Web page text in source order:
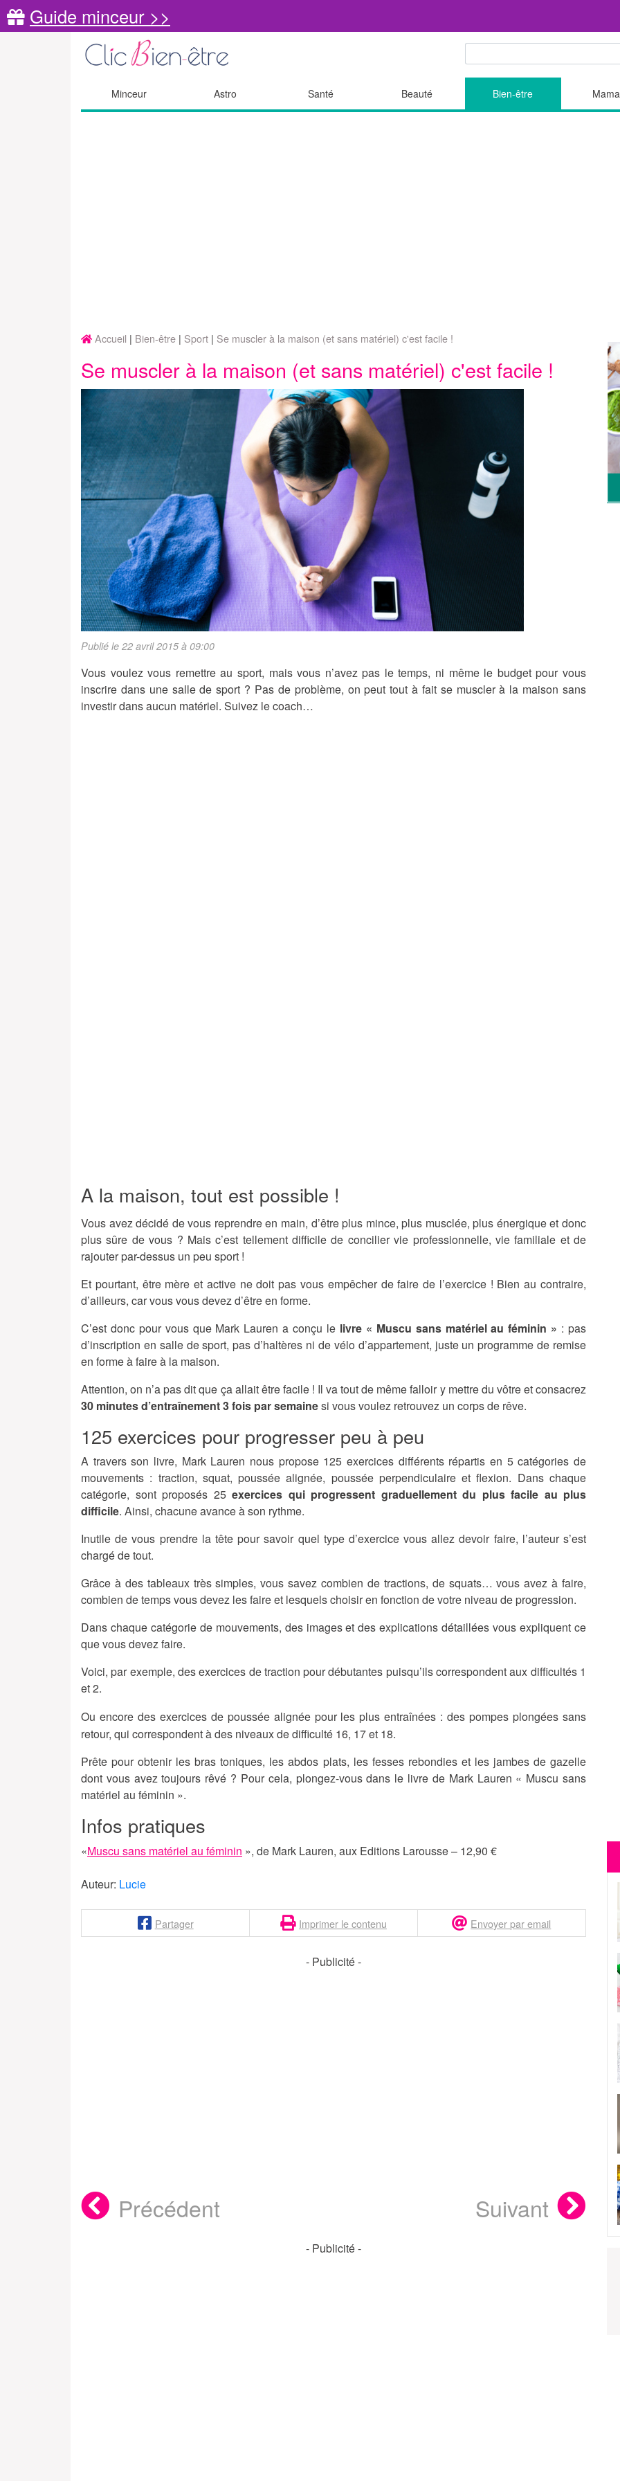
Guide minceur >>
Minceur Astro Santé Beauté Bien-être
Accueil Bien-être Sport Se muscler à la maison (et sans matériel) c'est facile !
Se muscler à la maison (et sans matériel) c'est facile !
Publié le 22 avril 2015 à 09:00
Vous voulez vous remettre au sport, mais vous n’avez pas le temps, ni même le budget pour vous
inscrire dans une salle de sport ? Pas de problème, on peut tout à fait se muscler à la maison sans
investir dans aucun matériel. Suivez le coach…
A la maison, tout est possible !
Vous avez décidé de vous reprendre en main, d’être plus mince, plus musclée, plus énergique et donc
plus sûre de vous ? Mais c’est tellement difficile de concilier vie professionnelle, vie familiale et de
rajouter par-dessus un peu sport !
Et pourtant, être mère et active ne doit pas vous empêcher de faire de l’exercice ! Bien au contraire,
d’ailleurs, car vous vous devez d’être en forme.
C’est donc pour vous que Mark Lauren a conçu le livre « Muscu sans matériel au féminin » : pas
d’inscription en salle de sport, pas d’haltères ni de vélo d’appartement, juste un programme de remise
en forme à faire à la maison.
Attention, on n’a pas dit que ça allait être facile ! Il va tout de même falloir y mettre du vôtre et consacrez
30 minutes d’entraînement 3 fois par semainesi vous voulez retrouvez un corps de rêve.
125 exercices pour progresser peu à peu
A travers son livre, Mark Lauren nous propose 125 exercices différents répartis en 5 catégories de
mouvements : traction, squat, poussée alignée, poussée perpendiculaire et flexion. Dans chaque
catégorie, sont proposés 25 exercices qui progressent graduellement du plus facile au plus
difficile. Ainsi, chacune avance à son rythme.
Inutile de vous prendre la tête pour savoir quel type d’exercice vous allez devoir faire, l’auteur s’est
chargé de tout.
Grâce à des tableaux très simples, vous savez combien de tractions, de squats… vous avez à faire,
combien de temps vous devez les faire et lesquels choisir en fonction de votre niveau de progression.
Dans chaque catégorie de mouvements, des images et des explications détaillées vous expliquent ce
que vous devez faire.
Voici, par exemple, des exercices de traction pour débutantes puisqu’ils correspondent aux difficultés 1
et 2.
Ou encore des exercices de poussée alignée pour les plus entraînées : des pompes plongées sans
retour, qui correspondent à des niveaux de difficulté 16, 17 et 18.
Prête pour obtenir les bras toniques, les abdos plats, les fesses rebondies et les jambes de gazelle
dont vous avez toujours rêvé ? Pour cela, plongez-vous dans le livre de Mark Lauren « Muscu sans
matériel au féminin ».
Infos pratiques
«Muscu sans matériel au féminin », de Mark Lauren, aux Editions Larousse – 12,90 €
Auteur: Lucie
Partager Imprimer le contenu Envoyer par email
- Publicité -
Précédent Suivant
- Publicité -